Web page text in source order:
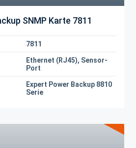
SNMP Karte 7811
7811
Ethernet (RJ45), Sensor-
Port
Expert Power Backup 8810
Serie